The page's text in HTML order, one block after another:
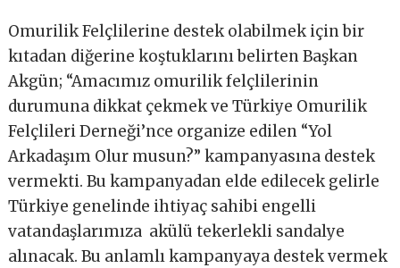
Omurilik Felçlilerine destek olabilmek için bir
kıtadan diğerine koştuklarını belirten Başkan
Akgün; “Amacımız omurilik felçlilerinin
durumuna dikkat çekmek ve Türkiye Omurilik
Felçlileri Derneği’nce organize edilen “Yol
Arkadaşım Olur musun?” kampanyasına destek
vermekti. Bu kampanyadan elde edilecek gelirle
Türkiye genelinde ihtiyaç sahibi engelli
vatandaşlarımıza akülü tekerlekli sandalye
alınacak. Bu anlamlı kampanyaya destek vermek